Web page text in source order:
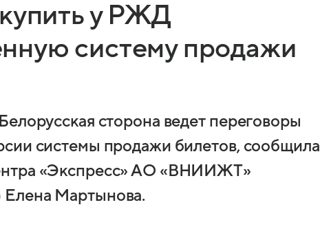
у РЖД
систему продажи
сторона ведет переговоры
системы продажи билетов, сообщила
«Экспресс» АО «ВНИИЖТ»
Мартынова.